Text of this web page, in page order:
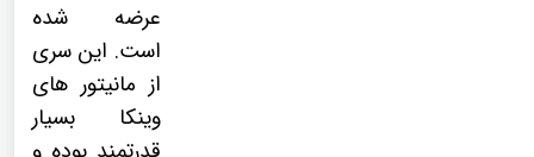
عرضه شده
است. این سری
از مانیتور های
وینکا بسیار